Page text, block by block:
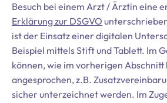
Besuch bei einem Arzt / Ärztin eine
Erklärung zur DSGVO
ist der Einsatz einer digitalen
Beispiel mittels Stift und Tablett. Im
können, wie im vorherigen Abschnitt
angesprochen, z.B.
sicher unterzeichnet werden. Im